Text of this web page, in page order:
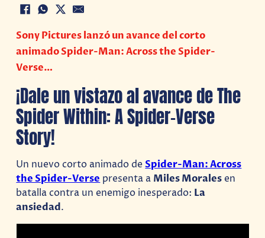
Sony Pictures lanzó un avance del corto
animado Spider-Man: Across the Spider-
Verse…
¡Dale un vistazo al avance de The
Spider Within: A Spider-Verse
Story!
Un nuevo corto animado deSpider-Man: Across
the Spider-Verse presenta a Miles Moralesen
batalla contra un enemigo inesperado: La
ansiedad.